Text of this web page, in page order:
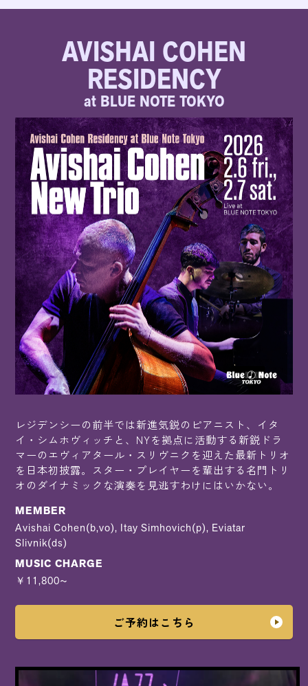
AVISHAI COHEN
RESIDENCY
at BLUE NOTE TOKYO
レジデンシーの前半では新進気鋭のピアニスト、イタ
イ・シムホヴィッチと、NYを拠点に活動する新鋭ドラ
マーのエヴィアタール・スリヴニクを迎えた最新トリオ
を日本初披露。スター・プレイヤーを輩出する名門トリ
オのダイナミックな演奏を見逃すわけにはいかない。
MEMBER
Avishai Cohen(b,vo), Itay Simhovich(p), Eviatar
Slivnik(ds)
MUSIC CHARGE
￥11,800~
ご予約はこちら